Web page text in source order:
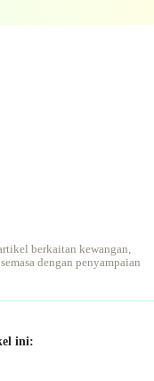
berkaitan kewangan,
dengan penyampaian
ini: